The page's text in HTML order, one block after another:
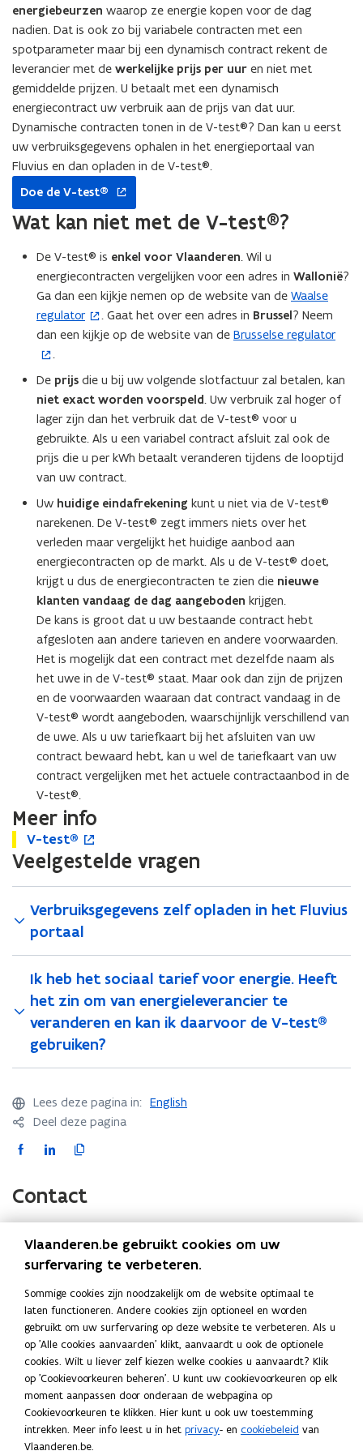
energiebeurzen waarop ze energie kopen voor de dag
nadien. Dat is ook zo bij variabele contracten met een
spotparameter maar bij een dynamisch contract rekent de
leverancier met de werkelijke prijs per uur en niet met
gemiddelde prijzen. U betaalt met een dynamisch
energiecontract uw verbruik aan de prijs van dat uur.
Dynamische contracten tonen in de V-test®? Dan kan u eerst
uw verbruiksgegevens ophalen in het energieportaal van
Fluvius en dan opladen in de V-test®.
Doe de V-test®
nieuw
venster
Wat kan niet met de V-test®?
De V-test® is enkel voor Vlaanderen. Wil u
energiecontracten vergelijken voor een adres in Wallonië?
Ga dan een kijkje nemen op de website van de Waalse
regulator
(
o
p
n
t
i
n
n
u
w
v
e
n
t
e
r
)
. Gaat het over een adres in Brussel? Neem
dan een kijkje op de website van de Brusselse regulator
(
p
e
n
t
i
i
e
u
w
v
e
n
s
t
e
r
)
.
De prijs die u bij uw volgende slotfactuur zal betalen, kan
niet exact worden voorspeld. Uw verbruik zal hoger of
lager zijn dan het verbruik dat de V-test® voor u
gebruikte. Als u een variabel contract afsluit zal ook de
prijs die u per kWh betaalt veranderen tijdens de looptijd
van uw contract.
Uw huidige eindafrekening kunt u niet via de V-test®
narekenen. De V-test® zegt immers niets over het
verleden maar vergelijkt het huidige aanbod aan
energiecontracten op de markt. Als u de V-test® doet,
krijgt u dus de energiecontracten te zien die nieuwe
klanten vandaag de dag aangeboden krijgen.
De kans is groot dat u uw bestaande contract hebt
afgesloten aan andere tarieven en andere voorwaarden.
Het is mogelijk dat een contract met dezelfde naam als
het uwe in de V-test® staat. Maar ook dan zijn de prijzen
en de voorwaarden waaraan dat contract vandaag in de
V-test® wordt aangeboden, waarschijnlijk verschillend van
de uwe. Als u uw tariefkaart bij het afsluiten van uw
contract bewaard hebt, kan u wel de tariefkaart van uw
contract vergelijken met het actuele contractaanbod in de
V-test®.
Meer info
V
-
t
e
s
®
o
p
e
n
t
n
n
e
u
w
v
V-test®
V
-
t
e
s
®
Veelgestelde vragen
Verbruiksgegevens zelf opladen in het Fluvius
portaal
Ik heb het sociaal tarief voor energie. Heeft
het zin om van energieleverancier te
veranderen en kan ik daarvoor de V-test®
gebruiken?
Lees deze pagina in: English
Deel deze pagina
F
c
e
b
L
k
e
d
i
p
e
n
t
i
n
K
i
e
e
r
i
n
k
n
a
a
r
Contact
Hebt u eenvraag over de V-test®
Bel 1700, het gratis nummer van de Vlaamse
overheid.
U kunt ook contact opnemen met uwEnergiehuis(via
de postcodezoeker)
Ook interessant
Vlaanderen.be gebruikt cookies om uw
surfervaring te verbeteren.
Sommige cookies zijn noodzakelijk om de website optimaal te
laten functioneren. Andere cookies zijn optioneel en worden
gebruikt om uw surfervaring op deze website te verbeteren. Als u
op 'Alle cookies aanvaarden' klikt, aanvaardt u ook de optionele
cookies. Wilt u liever zelf kiezen welke cookies u aanvaardt? Klik
op 'Cookievoorkeuren beheren'. U kunt uw cookievoorkeuren op elk
moment aanpassen door onderaan de webpagina op
Cookievoorkeuren te klikken. Hier kunt u ook uw toestemming
intrekken. Meer info leest u in het privacy- en cookiebeleid van
Vlaanderen.be.